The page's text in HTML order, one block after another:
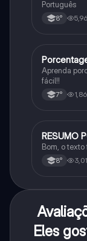
Português
8°
Matematica
Aprenda
fácil!!
7°
Português
RESUMO
Bom, o
8°
Eles